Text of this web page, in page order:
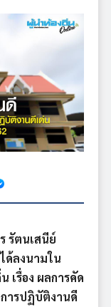
รัตนเสนีย์
ด้ลงนามใน
เรื่อง ผลการคัด
ารปฏิบัติงานดี